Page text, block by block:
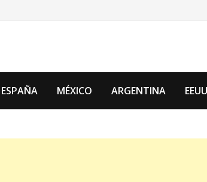
ESPAÑA MÉXICO ARGENTINA EEUU